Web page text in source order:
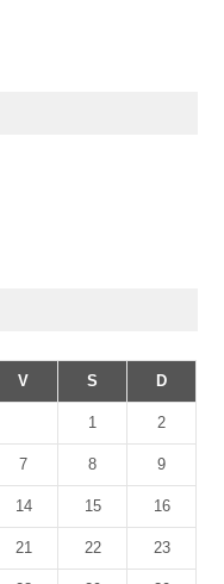
V S D
1 2
7 8 9
14 15 16
21 22 23